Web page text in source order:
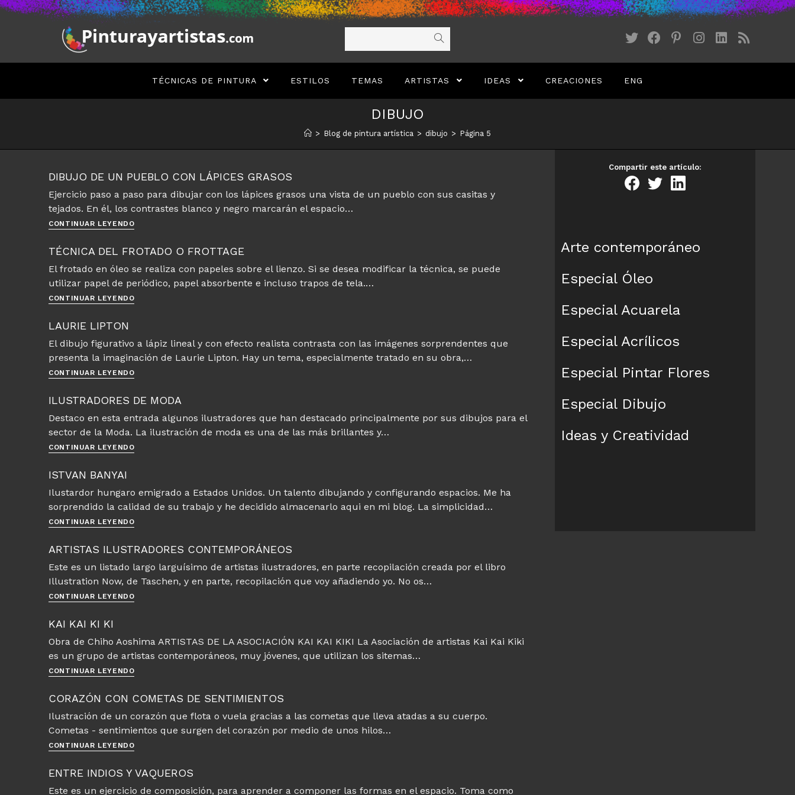
Saltar
TÉCNICAS DE PINTURA ESTILOS TEMAS ARTISTAS IDEAS CREACIONES ENG
DIBUJO
> Blog de pintura artística > dibujo > Página 5
DIBUJO DE UN PUEBLO CON LÁPICES GRASOS
Ejercicio paso a paso para dibujar con los lápices grasos una vista de un pueblo con sus casitas y
tejados. En él, los contrastes blanco y negro marcarán el espacio…
CONTINUAR LEYENDODibujo
un
con
lápices
grasos
TÉCNICA DEL FROTADO O FROTTAGE
El frotado en óleo se realiza con papeles sobre el lienzo. Si se desea modificar la técnica, se puede
utilizar papel de periódico, papel absorbente e incluso trapos de tela.…
CONTINUAR LEYENDOTécnica
Frottage
LAURIE LIPTON
El dibujo figurativo a lápiz lineal y con efecto realista contrasta con las imágenes sorprendentes que
presenta la imaginación de Laurie Lipton. Hay un tema, especialmente tratado en su obra,…
CONTINUAR LEYENDOLaurie
ILUSTRADORES DE MODA
Destaco en esta entrada algunos ilustradores que han destacado principalmente por sus dibujos para el
sector de la Moda. La ilustración de moda es una de las más brillantes y…
CONTINUAR LEYENDOIlustradores
ISTVAN BANYAI
Ilustardor hungaro emigrado a Estados Unidos. Un talento dibujando y configurando espacios. Me ha
sorprendido la calidad de su trabajo y he decidido almacenarlo aqui en mi blog. La simplicidad…
CONTINUAR LEYENDOIstvan
ARTISTAS ILUSTRADORES CONTEMPORÁNEOS
Este es un listado largo larguísimo de artistas ilustradores, en parte recopilación creada por el libro
Illustration Now, de Taschen, y en parte, recopilación que voy añadiendo yo. No os…
CONTINUAR LEYENDOArtistas
KAI KAI KI KI
Obra de Chiho Aoshima ARTISTAS DE LA ASOCIACIÓN KAI KAI KIKI La Asociación de artistas Kai Kai Kiki
es un grupo de artistas contemporáneos, muy jóvenes, que utilizan los sitemas…
CONTINUAR LEYENDOKAI
KI
CORAZÓN CON COMETAS DE SENTIMIENTOS
Ilustración de un corazón que flota o vuela gracias a las cometas que lleva atadas a su cuerpo.
Cometas - sentimientos que surgen del corazón por medio de unos hilos…
CONTINUAR LEYENDOCorazón
cometas
sentimientos
ENTRE INDIOS Y VAQUEROS
Este es un ejercicio de composición, para aprender a componer las formas en el espacio. Toma como
Compartir este artículo:
Arte contemporáneo
Especial Óleo
Especial Acuarela
Especial Acrílicos
Especial Pintar Flores
Especial Dibujo
Ideas y Creatividad